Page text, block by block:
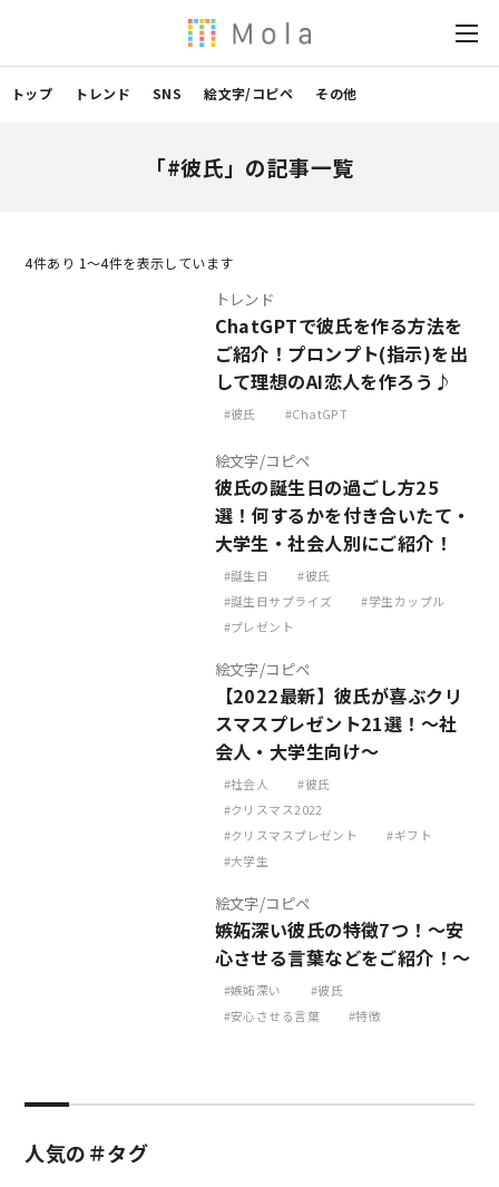
トップ トレンド SNS 絵文字/コピペ その他
「#彼氏」の記事一覧
4件あり 1〜4件を表示しています
トレンド
ChatGPTで彼氏を作る方法を
ご紹介！プロンプト(指示)を出
して理想のAI恋人を作ろう♪
彼氏 ChatGPT
絵文字/コピペ
彼氏の誕生日の過ごし方25
選！何するかを付き合いたて・
大学生・社会人別にご紹介！
誕生日
彼氏
誕生日サプライズ
学生カップル
プレゼント
絵文字/コピペ
【2022最新】彼氏が喜ぶクリ
スマスプレゼント21選！～社
会人・大学生向け～
社会人
彼氏
クリスマス2022
クリスマスプレゼント
ギフト
大学生
絵文字/コピペ
嫉妬深い彼氏の特徴7つ！〜安
心させる言葉などをご紹介！～
嫉妬深い
彼氏
安心させる言葉
特徴
人気の＃タグ